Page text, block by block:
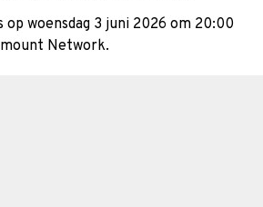
op woensdag 3 juni 2026 om 20:00
Network.